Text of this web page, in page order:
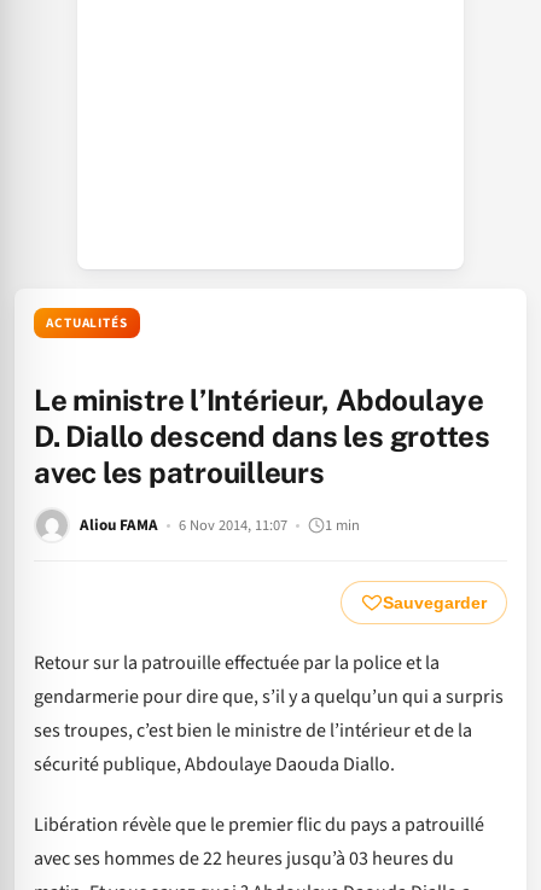
ACTUALITÉS
Le ministre l’Intérieur, Abdoulaye
D. Diallo descend dans les grottes
avec les patrouilleurs
Aliou FAMA 6 Nov 2014, 11:07 1 min
Sauvegarder
Retour sur la patrouille effectuée par la police et la
gendarmerie pour dire que, s’il y a quelqu’un qui a surpris
ses troupes, c’est bien le ministre de l’intérieur et de la
sécurité publique, Abdoulaye Daouda Diallo.
Libération révèle que le premier flic du pays a patrouillé
avec ses hommes de 22 heures jusqu’à 03 heures du